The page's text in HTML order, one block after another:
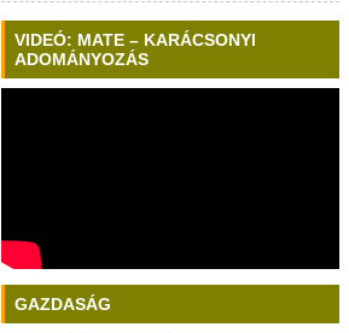
VIDEÓ: MATE – KARÁCSONYI
ADOMÁNYOZÁS
GAZDASÁG